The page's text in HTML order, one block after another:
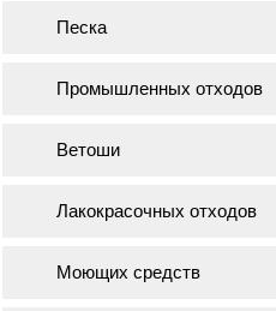
Песка
Промышленных отходов
Ветоши
Лакокрасочных отходов
Моющих средств